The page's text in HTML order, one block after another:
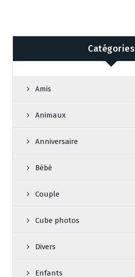
Catégories
Amis
Animaux
Anniversaire
Bébé
Couple
Cube photos
Divers
Enfants